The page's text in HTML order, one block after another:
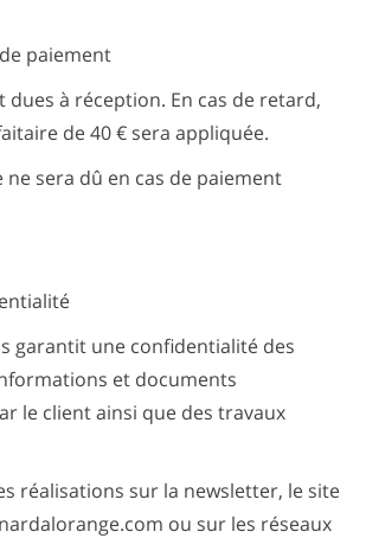
paiement
dues à réception. En cas de retard,
de 40 € sera appliquée.
sera dû en cas de paiement
garantit une confidentialité des
et documents
le client ainsi que des travaux
réalisations sur la newsletter, le site
ou sur les réseaux